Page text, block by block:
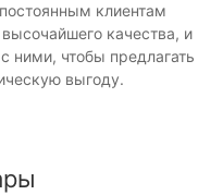
клиентам
высочайшего качества, и
ними, чтобы предлагать
выгоду.